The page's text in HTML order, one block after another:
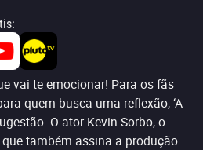
:
vai te emocionar! Para os fãs
quem busca uma reflexão, ‘A
O ator Kevin Sorbo, o
também assina a produção